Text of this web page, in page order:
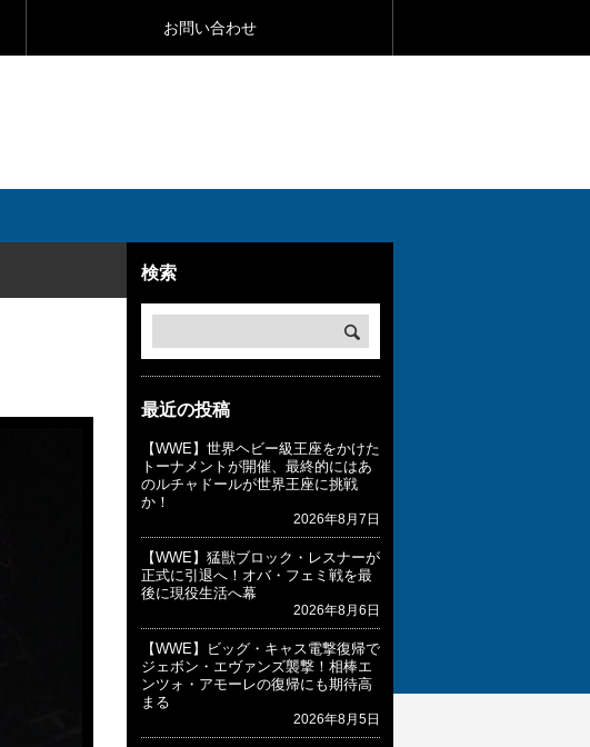
お問い合わせ
検索
最近の投稿
【WWE】世界ヘビー級王座をかけた
トーナメントが開催、最終的にはあ
のルチャドールが世界王座に挑戦
か！
2026年8月7日
【WWE】猛獣ブロック・レスナーが
正式に引退へ！オバ・フェミ戦を最
後に現役生活へ幕
2026年8月6日
【WWE】ビッグ・キャス電撃復帰で
ジェボン・エヴァンズ襲撃！相棒エ
ンツォ・アモーレの復帰にも期待高
まる
2026年8月5日